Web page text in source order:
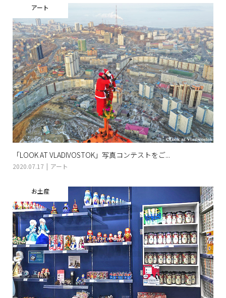
アート
「LOOK AT VLADIVOSTOK」写真コンテストをご...
2020.07.17 アート
お土産